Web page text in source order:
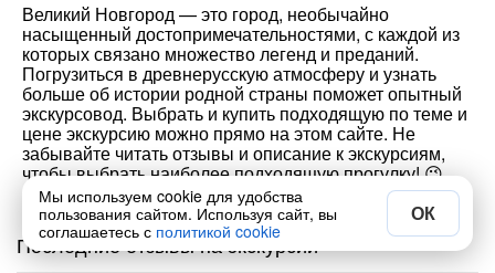
Великий Новгород — это город, необычайно
насыщенный достопримечательностями, с каждой из
которых связано множество легенд и преданий.
Погрузиться в древнерусскую атмосферу и узнать
больше об истории родной страны поможет опытный
экскурсовод. Выбрать и купить подходящую по теме и
цене экскурсию можно прямо на этом сайте. Не
забывайте читать отзывы и описание к экскурсиям,
чтобы выбрать наиболее подходящую прогулку! 😉
Последние отзывы на экскурсии
Мы используем cookie для удобства
пользования сайтом. Используя сайт, вы
соглашаетесь с политикой cookie
ОК